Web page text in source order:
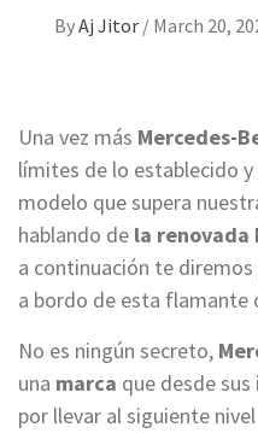
ByAj Jitor / March 20,
Una vez más Mercedes-
límites de lo establecido
modelo que supera
hablando de la renovada
a continuación te
a bordo de esta flamante
No es ningún secreto,
una marca que desde
por llevar al siguiente